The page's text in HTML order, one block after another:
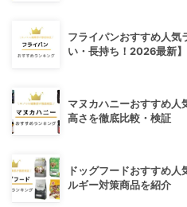
フライパンおすすめ人気
い・長持ち！2026最新】
マヌカハニーおすすめ人
高さを徹底比較・検証
ドッグフードおすすめ
ルギー対策商品を紹介